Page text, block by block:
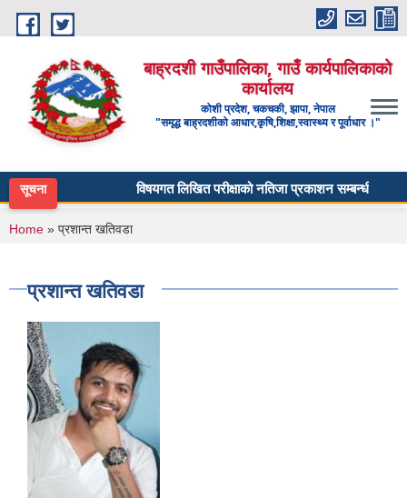
Skip to main content
बाह्रदशी गाउँपालिका, गाउँ कार्यपालिकाको
कार्यालय
कोशी प्रदेश, चकचकी, झापा, नेपाल
"समृद्ध बाह्रदशीको आधार,कृषि,शिक्षा,स्वास्थ्य र पूर्वाधार ।"
सूचना विषयगत लिखित परीक्षाको नतिजा प्रकाशन सम्बन्धी सूचना -
You are here
Home » प्रशान्त खतिवडा
प्रशान्त खतिवडा